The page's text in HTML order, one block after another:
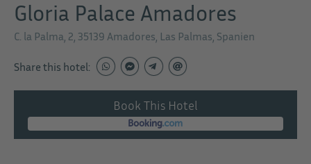
Gloria Palace Amadores
C. la Palma, 2, 35139 Amadores, Las Palmas, Spanien
Share this hotel:
Book This Hotel